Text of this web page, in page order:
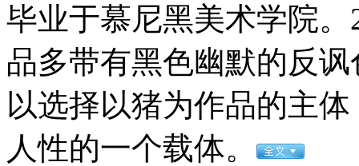
5岁儿子被拐 父亲在失踪地等21年
73岁老人为84岁老人让座
毕业于慕尼黑美术学院
品多带有黑色幽默的反
以选择以猪为作品的主
人性的一个载体。